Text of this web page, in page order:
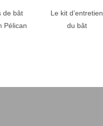
de bât
Pélican
Le kit d’entretien
du bât